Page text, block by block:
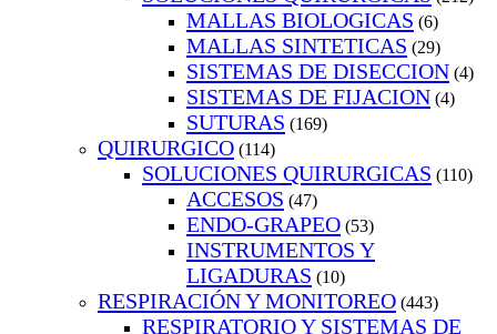
MALLAS BIOLOGICAS (6)
MALLAS SINTETICAS (29)
SISTEMAS DE DISECCION (4)
SISTEMAS DE FIJACION (4)
SUTURAS (169)
QUIRURGICO (114)
SOLUCIONES QUIRURGICAS (110)
ACCESOS (47)
ENDO-GRAPEO (53)
INSTRUMENTOS Y
LIGADURAS (10)
RESPIRACIÓN Y MONITOREO (443)
RESPIRATORIO Y SISTEMAS DE